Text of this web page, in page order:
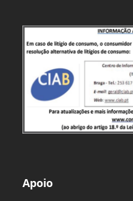
Apoio